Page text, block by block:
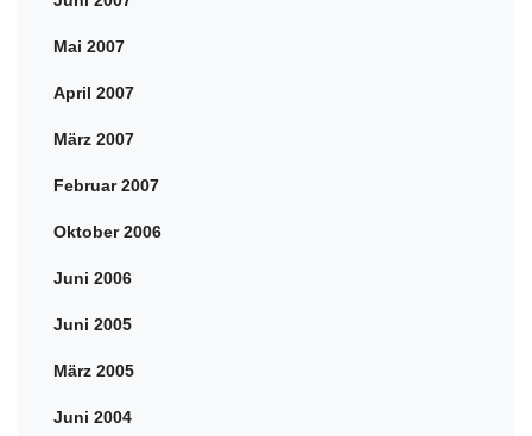
Mai 2007
April 2007
März 2007
Februar 2007
Oktober 2006
Juni 2006
Juni 2005
März 2005
Juni 2004